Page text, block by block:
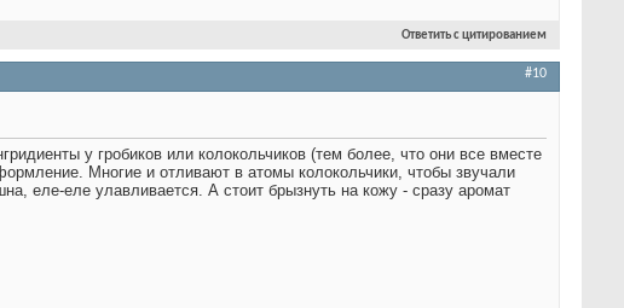
Ответить с цитированием
#10
у гробиков или колокольчиков (тем более, что они все вместе
Многие и отливают в атомы колокольчики, чтобы звучали
еле-еле улавливается. А стоит брызнуть на кожу - сразу аромат